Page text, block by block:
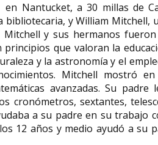
Nantucket, a 30 millas de
bibliotecaria, y William Mitchell,
y sus hermanos
principios que valoran la
y la astronomía y el
Mitchell mostró
avanzadas. Su
cronómetros, sextantes,
a su padre en su trabajo
12 años y medio ayudó a su